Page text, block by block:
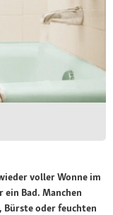
voller Wonne im
Bad. Manchen
Bürste oder feuchten